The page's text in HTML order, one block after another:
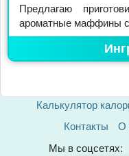
Предлагаю
ароматные маффины
Калькулятор
Контакты
О
Мы в соцсетях: